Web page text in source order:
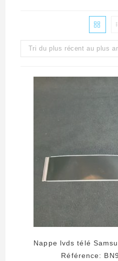
Tri du plus récent au plus
Nappe lvds télé
Référence: